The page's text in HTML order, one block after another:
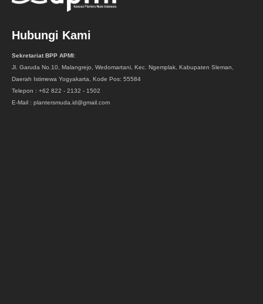
Hubungi Kami
Sekretariat BPP APMI:
Jl. Garuda No.10, Malangrejo, Wedomartani, Kec. Ngemplak, Kabupaten Sleman,
Daerah Istimewa Yogyakarta, Kode Pos: 55584
Telepon : +62 822 - 2132 - 1502
E-Mail : plantersmuda.id@gmail.com